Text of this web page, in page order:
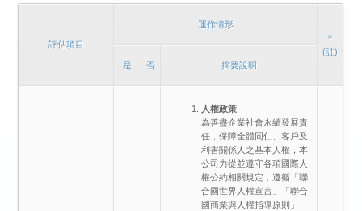
評估項目
運作情形
＊
(註)
是
否 摘要說明
人權政策
為善盡企業社會永續發展責
任，保障全體同仁、客戶及
利害關係人之基本人權，本
公司力從並遵守各項國際人
權公約相關規定，遵循「聯
合國世界人權宣言」「聯合
國商業與人權指導原則」